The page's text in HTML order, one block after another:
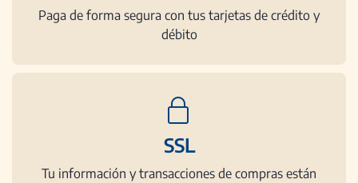
Paga de forma segura con tus tarjetas de crédito y
débito
SSL
Tu información y transacciones de compras están